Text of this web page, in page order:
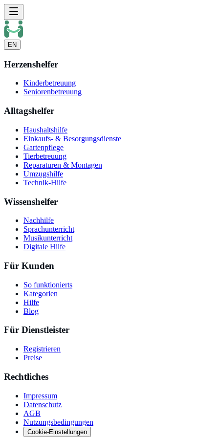
EN
Herzenshelfer
Kinderbetreuung
Seniorenbetreuung
Alltagshelfer
Haushaltshilfe
Einkaufs- & Besorgungsdienste
Gartenpflege
Tierbetreuung
Reparaturen & Montagen
Umzugshilfe
Technik-Hilfe
Wissenshelfer
Nachhilfe
Sprachunterricht
Musikunterricht
Digitale Hilfe
Für Kunden
So funktionierts
Kategorien
Hilfe
Blog
Für Dienstleister
Registrieren
Preise
Rechtliches
Impressum
Datenschutz
AGB
Nutzungsbedingungen
Cookie-Einstellungen